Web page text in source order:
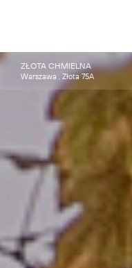
ZŁOTA CHMIELNA
Warszawa , Złota 75A